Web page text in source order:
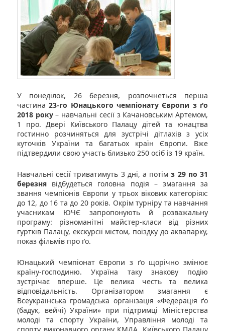
У понеділок, 26 березня, розпочнеться перша
частина23-го Юнацького чемпіонату Європи з ґо
2018 року– навчальні сесії з Качановським Артемом,
1 про. Двері Київського Палацу дітей та юнацтва
гостинно розчиняться для зустрічі дітлахів з усіх
куточків України та багатьох країн Європи. Вже
підтвердили свою участь близько 250 осіб із 19 країн.
Навчальні сесії триватимуть 3 дні, а потімз 29 по 31
березня відбудеться головна подія – змагання за
звання чемпіонів Європи у трьох вікових категоріях:
до 12, до 16 та до 20 років. Окрім турніру та навчання
учасникам ЮЧЄ запропонують й розважальну
програму: різноманітні майстер-класи від різних
гуртків Палацу, екскурсії містом, поїздку до аквапарку,
показ фільмів про ґо.
Юнацький чемпіонат Європи з ґо щорічно змінює
країну-господиню. Україна таку знакову подію
зустрічає вперше. Це велика честь та велика
відповідальність. Організатором змагання є
Всеукраїнська громадська організація «Федерація ґо
(бадук, вейчі) України» при підтримці Міністерства
молоді та спорту України, Управління молоді та
спорту виконавчого органу КМДА, Київського Палацу